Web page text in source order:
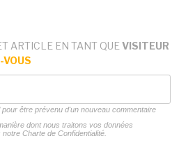
ARTICLE EN TANT QUE VISITEUR
VOUS
être prévenu d'un nouveau commentaire
dont nous traitons vos données
notre Charte de Confidentialité.